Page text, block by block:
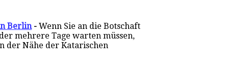
Berlin-Wenn Sie an die Botschaft
mehrere Tage warten müssen,
der Nähe der Katarischen